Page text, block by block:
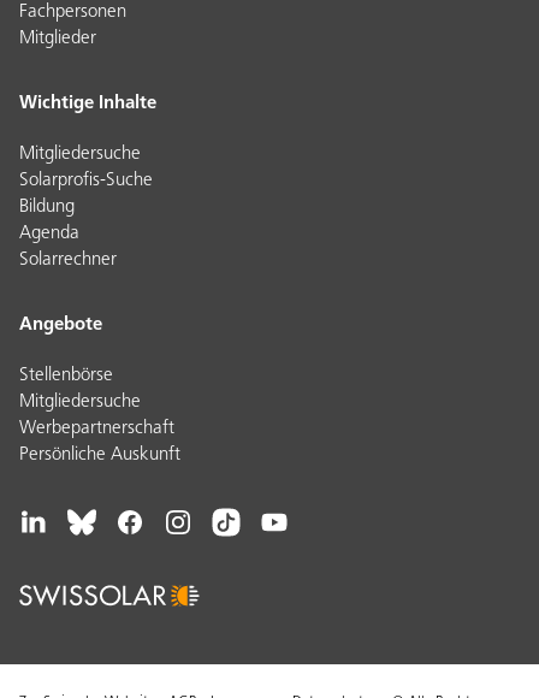
Fachpersonen
Mitglieder
Wichtige Inhalte
Mitgliedersuche
Solarprofis-Suche
Bildung
Agenda
Solarrechner
Angebote
Stellenbörse
Mitgliedersuche
Werbepartnerschaft
Persönliche Auskunft